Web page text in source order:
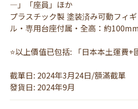
―」「座員」ほか
プラスチック製 塗装済み可動フィ
ル・専用台座付属・全高：約
⭐以上價值已包括: 「日本本土運費+
截單日: 2024年3月24日/額滿截單
發貨日: 2024年9月